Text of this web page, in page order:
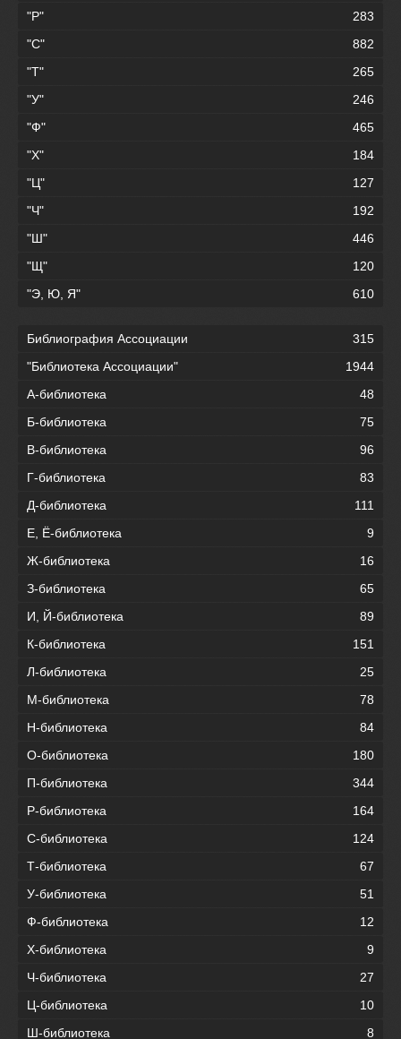
"Р"
283
"С"
882
"Т"
265
"У"
246
"Ф"
465
"Х"
184
"Ц"
127
"Ч"
192
"Ш"
446
"Щ"
120
"Э, Ю, Я"
610
Библиография Ассоциации
315
"Библиотека Ассоциации"
1944
А-библиотека
48
Б-библиотека
75
В-библиотека
96
Г-библиотека
83
Д-библиотека
111
Е, Ё-библиотека
9
Ж-библиотека
16
З-библиотека
65
И, Й-библиотека
89
К-библиотека
151
Л-библиотека
25
М-библиотека
78
Н-библиотека
84
О-библиотека
180
П-библиотека
344
Р-библиотека
164
С-библиотека
124
Т-библиотека
67
У-библиотека
51
Ф-библиотека
12
Х-библиотека
9
Ч-библиотека
27
Ц-библиотека
10
Ш-библиотека
8